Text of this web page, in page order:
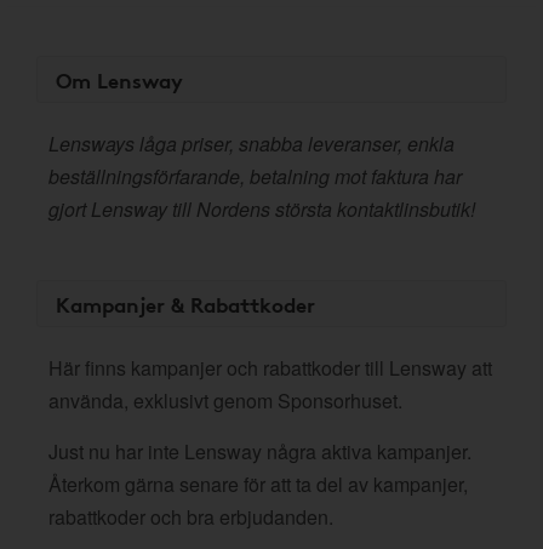
Om Lensway
Lensways låga priser, snabba leveranser, enkla
beställningsförfarande, betalning mot faktura har
gjort Lensway till Nordens största kontaktlinsbutik!
Kampanjer & Rabattkoder
Här finns kampanjer och rabattkoder till Lensway att
använda, exklusivt genom Sponsorhuset.
Just nu har inte Lensway några aktiva kampanjer.
Återkom gärna senare för att ta del av kampanjer,
rabattkoder och bra erbjudanden.